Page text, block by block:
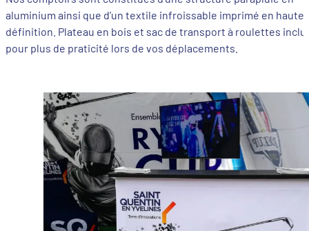
aluminium ainsi que d’un textile infroissable imprimé en haute
définition. Plateau en bois et sac de transport à roulettes
pour plus de praticité lors de vos déplacements.